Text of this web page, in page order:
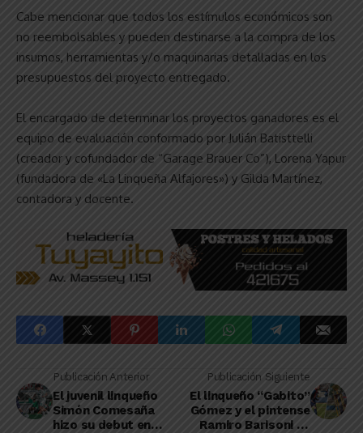
Cabe mencionar que todos los estímulos económicos son
no reembolsables y pueden destinarse a la compra de los
insumos, herramientas y/o maquinarias detalladas en los
presupuestos del proyecto entregado.
El encargado de determinar los proyectos ganadores es el
equipo de evaluación conformado por Julián Batisttelli
(creador y cofundador de “Garage Brauer Co”), Lorena Yapur
(fundadora de «La Linqueña Alfajores») y Gilda Martínez,
contadora y docente.
Publicación Anterior
El juvenil linqueño
Simón Comesaña
hizo su debut en
Publicación Siguiente
El linqueño “Gabito”
Gómez y el pintense
Ramiro Barisoni se